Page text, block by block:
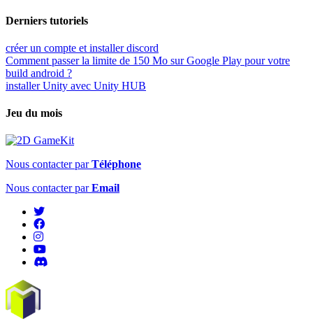
Derniers tutoriels
créer un compte et installer discord
Comment passer la limite de 150 Mo sur Google Play pour votre
build android ?
installer Unity avec Unity HUB
Jeu du mois
Nous contacter parTéléphone
Nous contacter parEmail